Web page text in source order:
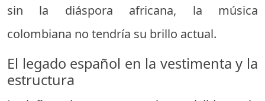
sin la diáspora africana, la música
colombiana no tendría su brillo actual.
El legado español en la vestimenta y la
estructura